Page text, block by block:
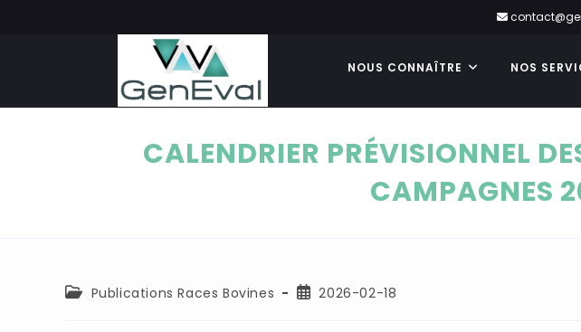
NOUS CONNAÎTRE NOS
CALENDRIER PRÉVISIONNEL
CAMPAGNES
Publications Races Bovines 2026-02-18